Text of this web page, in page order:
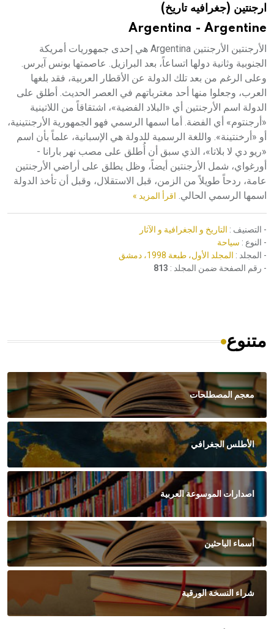
هيئة الموسوعة العربية تطلق موسوعات جديدة في عام 2026
ارجنتين (جغرافيه تاريخ)
Argentina - Argentine
الأرجنتين الأرجنتين Argentina هي إحدى جمهوريات أمريكة
الجنوبية وثانية دولها اتساعاً، بعد البرازيل. عاصمتها بونس آيرس.
وعلى الرغم من بعد تلك الدولة عن الأقطار العربية، فقد بلغها
العرب، وجعلوا منها أحد مغترباتهم في العصر الحديث. أطلق على
الدولة اسم الأرجنتين أي «البلاد الفضية»، اشتقاقاً من اللاتينية
«أرجنتوم» أي الفضة. أما اسمها الرسمي فهو الجمهورية الأرجنتينية،
أو «أرخنتينة». واللغة الرسمية للدولة هي الإسبانية، علماً بأن اسم
«ريو دي لا بلاتا»، الذي سبق أن أُطلق على مصب نهر بارانا -
أورغواي، شمل الأرجنتين أيضاً، وظل يطلق على أراضي الأرجنتين
عامة، ردحاً طويلاً من الزمن، قبل الاستقلال، وقبل أن تأخذ الدولة
اسمها الرسمي الحالي. اقرأ المزيد »
- التصنيف : التاريخ و الجغرافية و الآثار
- النوع : سياحة
- المجلد : المجلد الأول، طبعة 1998، دمشق
- رقم الصفحة ضمن المجلد : 813
متنوع
معجم المصطلحات
الأطلس الجغرافي
اصدارات الموسوعة العربية
أسماء الباحثين
شراء النسخة الورقية